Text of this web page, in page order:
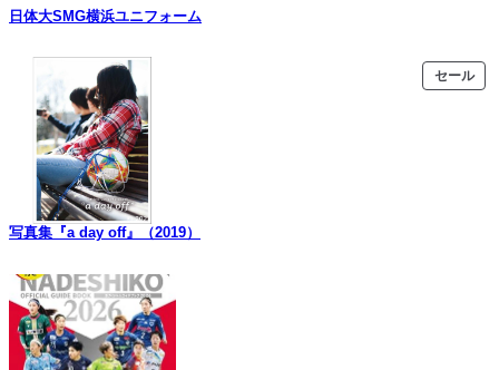
日体大SMG横浜ユニフォーム
セール販
売
写真集『a day off』（2019）